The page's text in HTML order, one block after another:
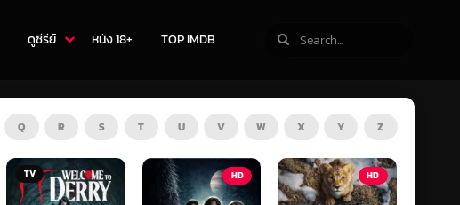
ดูซีรีย์ หนัง 18+ TOP IMDB
Q R S T U V W X Y Z
HD HD ZOOM